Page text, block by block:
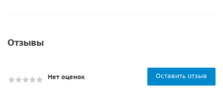
Отзывы
Нет оценок Оставить отзыв